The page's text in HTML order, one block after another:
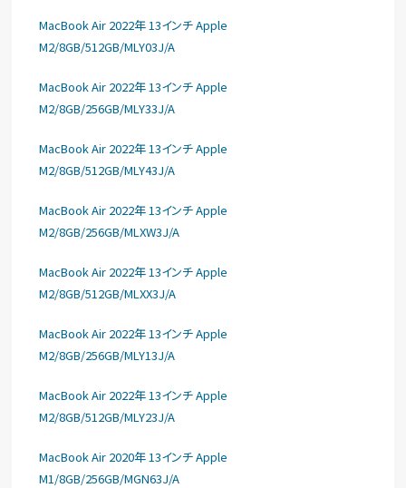
MacBook Air 2022年 13インチ Apple
M2/8GB/512GB/MLY03J/A
MacBook Air 2022年 13インチ Apple
M2/8GB/256GB/MLY33J/A
MacBook Air 2022年 13インチ Apple
M2/8GB/512GB/MLY43J/A
MacBook Air 2022年 13インチ Apple
M2/8GB/256GB/MLXW3J/A
MacBook Air 2022年 13インチ Apple
M2/8GB/512GB/MLXX3J/A
MacBook Air 2022年 13インチ Apple
M2/8GB/256GB/MLY13J/A
MacBook Air 2022年 13インチ Apple
M2/8GB/512GB/MLY23J/A
MacBook Air 2020年 13インチ Apple
M1/8GB/256GB/MGN63J/A